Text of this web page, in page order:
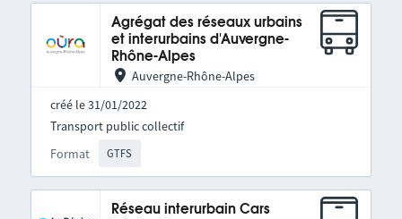
Agrégat des réseaux urbains
et interurbains d'Auvergne-
Rhône-Alpes
Auvergne-Rhône-Alpes
créé le 31/01/2022
Format GTFS
Transport public collectif
Réseau interurbain Cars